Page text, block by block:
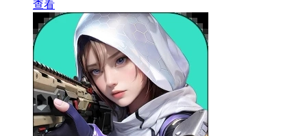
查看